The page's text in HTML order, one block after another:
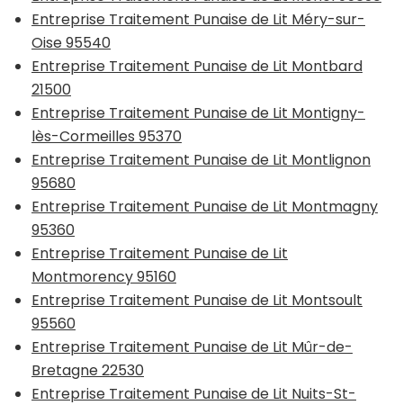
Entreprise Traitement Punaise de Lit Méry-sur-
Oise 95540
Entreprise Traitement Punaise de Lit Montbard
21500
Entreprise Traitement Punaise de Lit Montigny-
lès-Cormeilles 95370
Entreprise Traitement Punaise de Lit Montlignon
95680
Entreprise Traitement Punaise de Lit Montmagny
95360
Entreprise Traitement Punaise de Lit
Montmorency 95160
Entreprise Traitement Punaise de Lit Montsoult
95560
Entreprise Traitement Punaise de Lit Mûr-de-
Bretagne 22530
Entreprise Traitement Punaise de Lit Nuits-St-